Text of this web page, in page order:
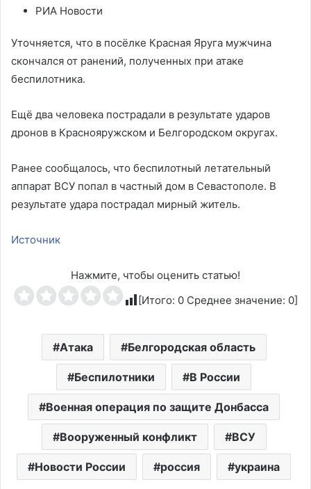
РИА Новости
Уточняется, что в посёлке Красная Яруга мужчина
скончался от ранений, полученных при атаке
беспилотника.
Ещё два человека пострадали в результате ударов
дронов в Краснояружском и Белгородском округах.
Ранее сообщалось, что беспилотный летательный
аппарат ВСУ попал в частный дом в Севастополе. В
результате удара пострадал мирный житель.
Источник
Нажмите, чтобы оценить статью!
[Итого: 0 Среднее значение: 0]
Атака Белгородская область
Беспилотники В России
Военная операция по защите Донбасса
Вооруженный конфликт ВСУ
Новости России россия украина